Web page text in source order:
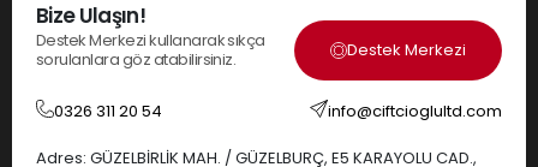
Bize Ulaşın!
Destek Merkezi kullanarak sıkça
sorulanlara göz atabilirsiniz.
Destek Merkezi
0326 311 20 54 info@ciftcioglultd.com
Adres: GÜZELBİRLİK MAH. / GÜZELBURÇ, E5 KARAYOLU CAD.,